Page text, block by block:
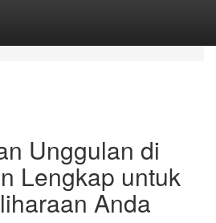
Unggulan di
Lengkap untuk
Anda